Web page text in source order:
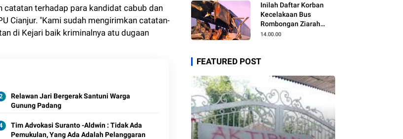
catatan terhadap para kandidat cabub dan
Cianjur. "Kami sudah mengirimkan catatan-
di Kejari baik kriminalnya atu dugaan
Relawan Jari Bergerak Santuni Warga
Gunung Padang
Tim Advokasi Suranto -Aldwin : Tidak Ada
Pemukulan, Yang Ada Adalah Pelanggaran
Inilah Daftar Korban
Kecelakaan Bus
Rombongan Ziarah
Walisongo Pesantren
14.00.00
FEATURED POST